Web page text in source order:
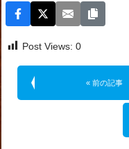
Post Views: 0
« 前の記事